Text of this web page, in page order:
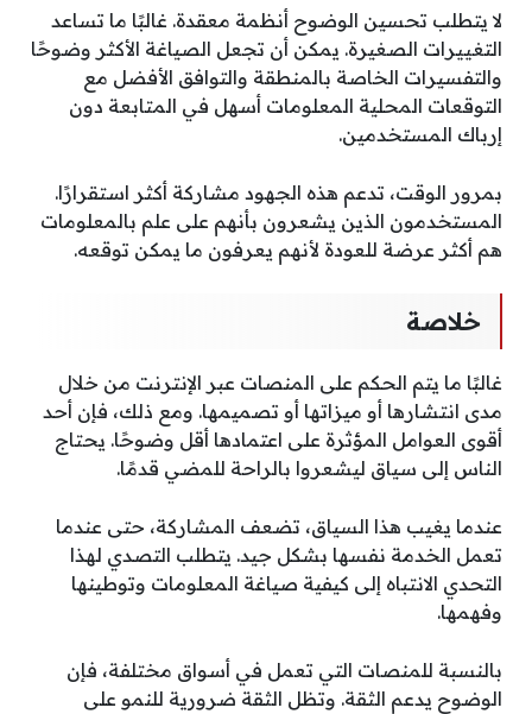
لا يتطلب تحسين الوضوح أنظمة معقدة. غالبًا ما تساعد
التغييرات الصغيرة. يمكن أن تجعل الصياغة الأكثر وضوحًا
والتفسيرات الخاصة بالمنطقة والتوافق الأفضل مع
التوقعات المحلية المعلومات أسهل في المتابعة دون
إرباك المستخدمين.
بمرور الوقت، تدعم هذه الجهود مشاركة أكثر استقرارًا.
المستخدمون الذين يشعرون بأنهم على علم بالمعلومات
هم أكثر عرضة للعودة لأنهم يعرفون ما يمكن توقعه.
خلاصة
غالبًا ما يتم الحكم على المنصات عبر الإنترنت من خلال
مدى انتشارها أو ميزاتها أو تصميمها. ومع ذلك، فإن أحد
أقوى العوامل المؤثرة على اعتمادها أقل وضوحًا. يحتاج
الناس إلى سياق ليشعروا بالراحة للمضي قدمًا.
عندما يغيب هذا السياق، تضعف المشاركة، حتى عندما
تعمل الخدمة نفسها بشكل جيد. يتطلب التصدي لهذا
التحدي الانتباه إلى كيفية صياغة المعلومات وتوطينها
وفهمها.
بالنسبة للمنصات التي تعمل في أسواق مختلفة، فإن
الوضوح يدعم الثقة. وتظل الثقة ضرورية للنمو على